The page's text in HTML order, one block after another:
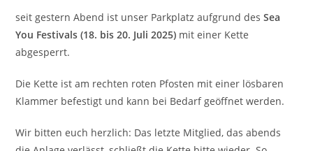
seit gestern Abend ist unser Parkplatz aufgrund desSea
You Festivals (18. bis 20. Juli 2025) mit einer Kette
abgesperrt.
Die Kette ist am rechten roten Pfosten mit einer lösbaren
Klammer befestigt und kann bei Bedarf geöffnet werden.
Wir bitten euch herzlich: Das letzte Mitglied, das abends